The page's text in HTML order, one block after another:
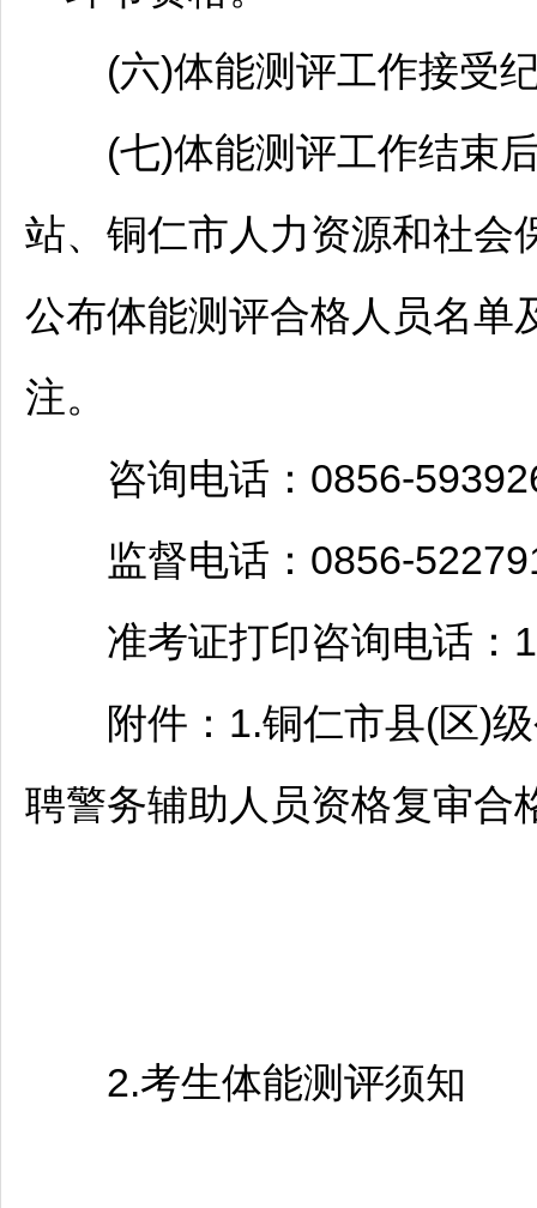
(六)体能测评工作接受纪
(七)体能测评工作结束后
站、 铜仁市人力资源和社会
公布体能测评合格人员名单
注。
咨询电话：0856-
监督电话：0856-
准考证打印咨询电话：
附件：1.铜仁市县(区)
聘警务辅助人员资格复审合
2.考生体能测评须知